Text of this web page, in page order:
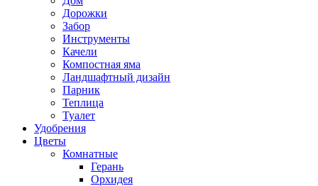
Дорожки
Забор
Инструменты
Качели
Компостная яма
Ландшафтный дизайн
Парник
Теплица
Туалет
Удобрения
Цветы
Комнатные
Герань
Орхидея